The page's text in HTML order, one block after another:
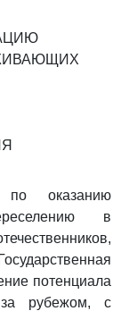
по оказанию
в
потенциала
за рубежом, с